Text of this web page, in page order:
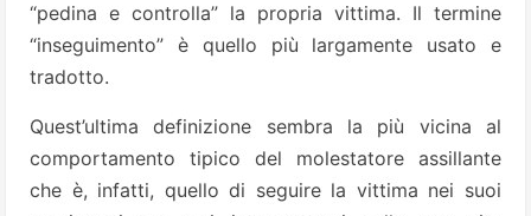
“pedina e controlla” la propria vittima. Il termine
“inseguimento” è quello più largamente usato e
tradotto.
Quest’ultima definizione sembra la più vicina al
comportamento tipico del molestatore assillante
che è, infatti, quello di seguire la vittima nei suoi